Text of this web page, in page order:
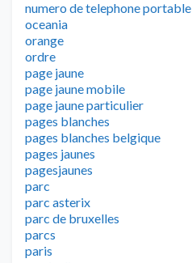
numero de telephone portable
oceania
orange
ordre
page jaune
page jaune mobile
page jaune particulier
pages blanches
pages blanches belgique
pages jaunes
pagesjaunes
parc
parc asterix
parc de bruxelles
parcs
paris